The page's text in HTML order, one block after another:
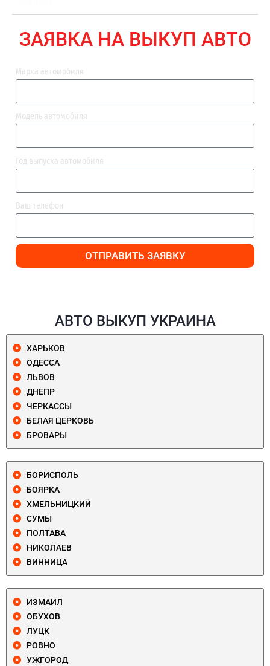
ЗАЯВКА НА ВЫКУП АВТО
Марка автомобиля
Модель автомобиля
Год выпуска автомобиля
Ваш телефон
ОТПРАВИТЬ ЗАЯВКУ
АВТО ВЫКУП УКРАИНА
ХАРЬКОВ
ОДЕССА
ЛЬВОВ
ДНЕПР
ЧЕРКАССЫ
БЕЛАЯ ЦЕРКОВЬ
БРОВАРЫ
БОРИСПОЛЬ
БОЯРКА
ХМЕЛЬНИЦКИЙ
СУМЫ
ПОЛТАВА
НИКОЛАЕВ
ВИННИЦА
ИЗМАИЛ
ОБУХОВ
ЛУЦК
РОВНО
УЖГОРОД